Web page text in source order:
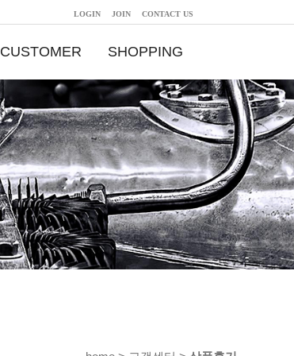
LOGIN JOIN CONTACT US
CUSTOMER SHOPPING